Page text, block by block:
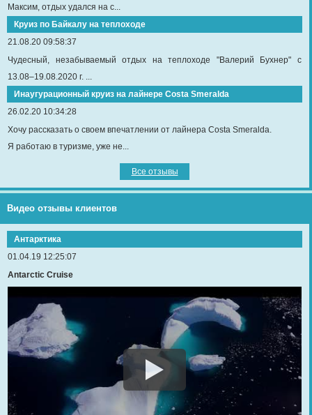
Максим, отдых удался на с...
Круиз по Байкалу на теплоходе
21.08.20 09:58:37
Чудесный, незабываемый отдых на теплоходе "Валерий Бухнер" с
13.08–19.08.2020 г. ...
Инаугурационный круиз на лайнере Сosta Smeralda
26.02.20 10:34:28
Хочу рассказать о своем впечатлении от лайнера Costa Smeralda.
Я работаю в туризме, уже не...
Все отзывы
Видео отзывы клиентов
Антарктика
01.04.19 12:25:07
Antarctic Cruise